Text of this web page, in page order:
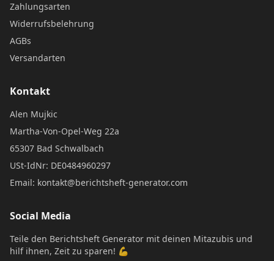
Zahlungsarten
Widerrufsbelehrung
AGBs
Versandarten
Kontakt
Alen Mujkic
Martha-Von-Opel-Weg 22a
65307 Bad Schwalbach
USt-IdNr: DE0484960297
Email: kontakt@berichtsheft-generator.com
Social Media
Teile den Berichtsheft Generator mit deinen Mitazubis und
hilf ihnen, Zeit zu sparen! 💪